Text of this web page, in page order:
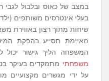
במצב של כאוס ובלבול לגבי
בעלי אינטרסים משותפים
שיחות מתוך רצון באווירת
מאיימת תסייע בהפקת
המשפחה הליך גישור יכול
משפחתי מתמקדים בעיקר
על ידי מגשרים מקצועיים